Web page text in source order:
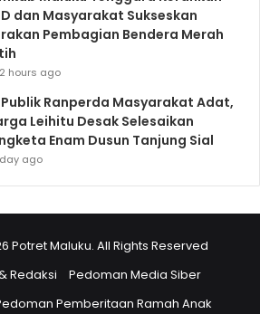
dan Masyarakat Sukseskan
Pembagian Bendera Merah
hours ago
Publik Ranperda Masyarakat Adat,
Leihitu Desak Selesaikan
Enam Dusun Tanjung Sial
day ago
Potret Maluku. All Rights Reserved
Redaksi
Pedoman Media Siber
Pemberitaan Ramah Anak